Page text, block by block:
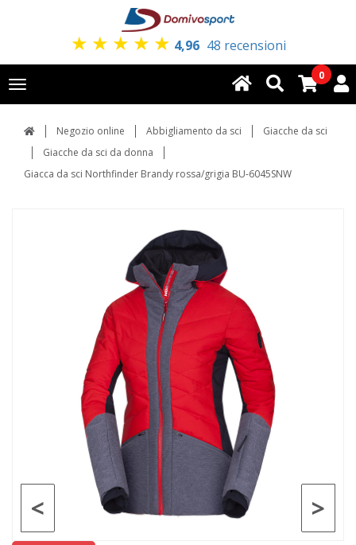
★ ★ ★ ★ ★ 4,96 48 recensioni
Toggle
navigation
0
Negozio online Abbigliamento da sci
Giacche da sci
Giacche da sci da donna
Giacca da sci Northfinder Brandy rossa/grigia BU-6045SNW
>
<